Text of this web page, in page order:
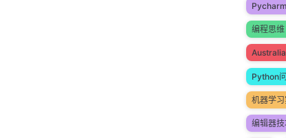
Pycharm
编程思维
Python
机器学
编辑器